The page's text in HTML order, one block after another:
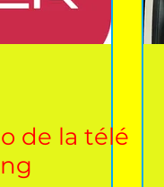
de la télé